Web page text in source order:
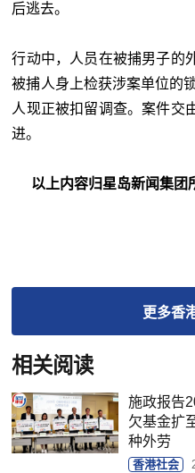
后逃去。
行动中，人员在被捕男子的
被捕人身上检获涉案单位的
人现正被扣留调查。案件交
进。
以上内容归星岛新闻集团
更多香
相关阅读
施政报告
欠基金扩
种外劳
香港社会